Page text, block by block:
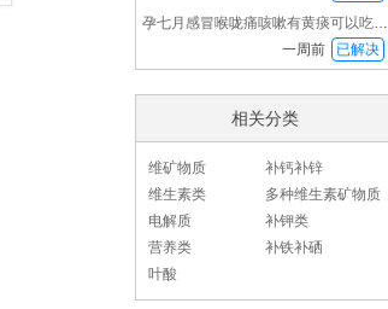
孕七月感冒喉咙痛咳嗽有黄痰可以吃感冒药吗？
一周前
已解决
相关分类
维矿物质
补钙补锌
维生素类
多种维生素矿物质
电解质
补钾类
营养类
补铁补硒
叶酸